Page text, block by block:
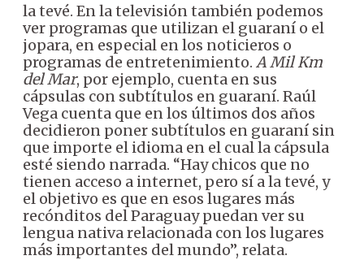
la tevé. En la televisión también podemos
ver programas que utilizan el guaraní o el
jopara, en especial en los noticieros o
programas de entretenimiento. A Mil Km
del Mar, por ejemplo, cuenta en sus
cápsulas con subtítulos en guaraní. Raúl
Vega cuenta que en los últimos dos años
decidieron poner subtítulos en guaraní sin
que importe el idioma en el cual la cápsula
esté siendo narrada. “Hay chicos que no
tienen acceso a internet, pero sí a la tevé, y
el objetivo es que en esos lugares más
recónditos del Paraguay puedan ver su
lengua nativa relacionada con los lugares
más importantes del mundo”, relata.